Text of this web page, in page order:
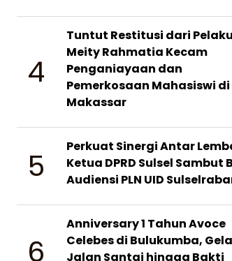
4
Tuntut Restitusi dari
Meity Rahmatia Kecam
Penganiayaan dan
Pemerkosaan Mahasiswi di
Makassar
5
Perkuat Sinergi Antar
Ketua DPRD Sulsel Sambut
Audiensi PLN UID
6
Anniversary 1 Tahun Avoce
Celebes di Bulukumba,
Jalan Santai hingga Bakti